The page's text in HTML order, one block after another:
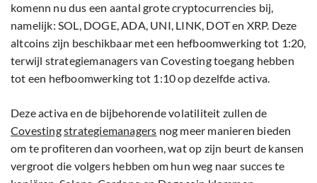
komenn nu dus een aantal grote cryptocurrencies bij,
namelijk: SOL, DOGE, ADA, UNI, LINK, DOT en XRP. Deze
altcoins zijn beschikbaar met een hefboomwerking tot 1:20,
terwijl strategiemanagers van Covesting toegang hebben
tot een hefboomwerking tot 1:10 op dezelfde activa.
Deze activa en de bijbehorende volatiliteit zullen de
Covestingstrategiemanagers nog meer manieren bieden
om te profiteren dan voorheen, wat op zijn beurt de kansen
vergroot die volgers hebben om hun weg naar succes te